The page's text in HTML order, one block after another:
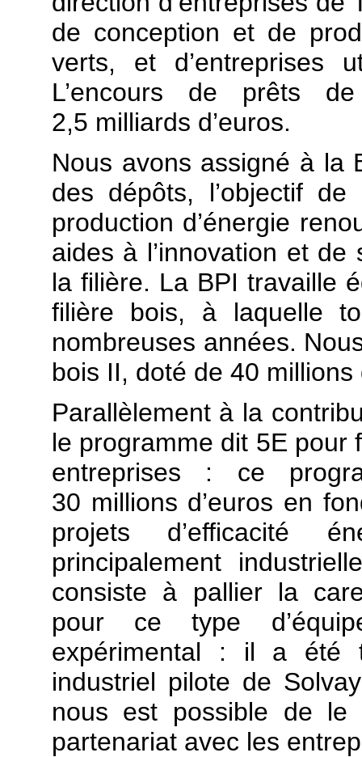
de conception et de
verts, et d’entreprises
L’encours de prêts
2,5 milliards d’euros.
Nous avons assigné à la
des dépôts, l’objectif
production d’énergie
aides à l’innovation et
la filière. La BPI travaille
filière bois, à laquelle
nombreuses années.
bois II, doté de 40 millions
Parallèlement à la
le programme dit 5E pour
entreprises : ce
30 millions d’euros en
projets d’efficacité
principalement
consiste à pallier la
pour ce type
expérimental : il a été
industriel pilote de
nous est possible de le
partenariat avec les